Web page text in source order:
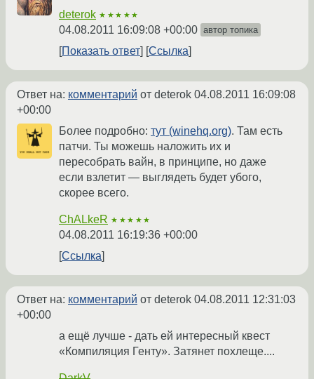
deterok ★★★★★
04.08.2011 16:09:08 +00:00 автор топика
Показать ответ Ссылка
Ответ на: комментарий от deterok 04.08.2011 16:09:08
+00:00
Более подробно: тут (winehq.org). Там есть
патчи. Ты можешь наложить их и
пересобрать вайн, в принципе, но даже
если взлетит — выглядеть будет убого,
скорее всего.
ChALkeR ★★★★★
04.08.2011 16:19:36 +00:00
Ссылка
Ответ на: комментарий от deterok 04.08.2011 12:31:03
+00:00
а ещё лучше - дать ей интересный квест
«Компиляция Генту». Затянет похлеще....